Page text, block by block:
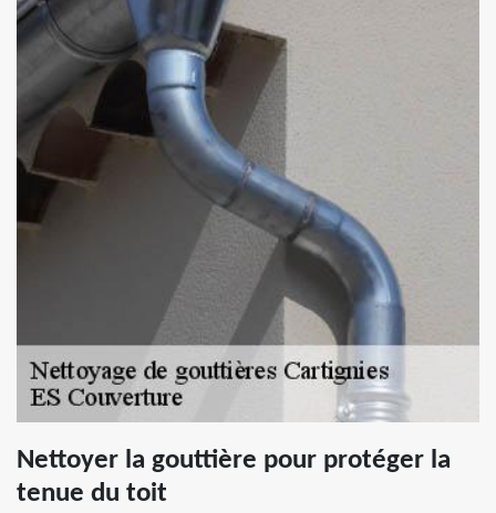
Nettoyer la gouttière pour protéger la
tenue du toit